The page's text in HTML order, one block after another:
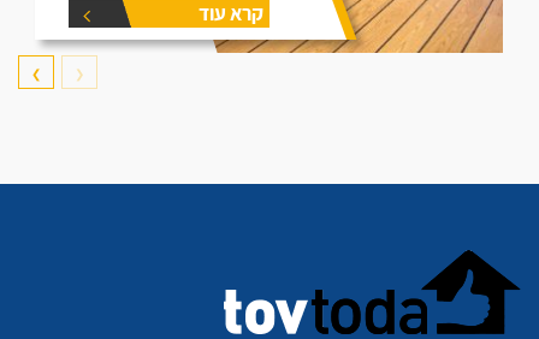
קרא עוד
❮
❯